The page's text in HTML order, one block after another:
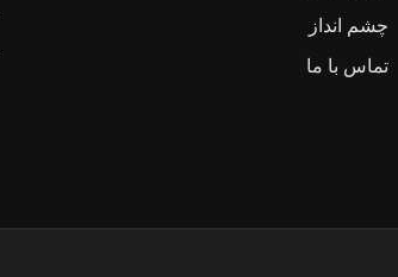
چشم انداز
تماس با ما